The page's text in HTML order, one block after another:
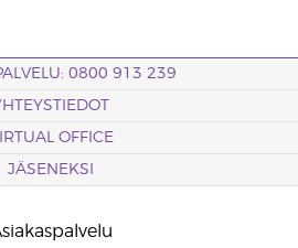
0800 913 239
OFFICE
JÄSENEKSI